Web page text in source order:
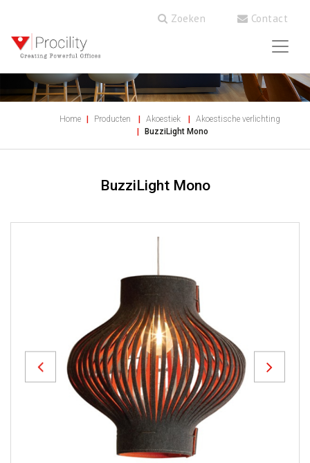
Zoeken Contact
Home Producten Akoestiek
Akoestische verlichting
BuzziLight Mono
BuzziLight Mono
Previous